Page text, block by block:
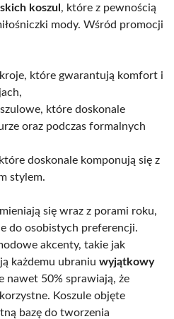
koszul , które z pewnością
mody. Wśród promocji
kroje, które gwarantują komfort i
które doskonale
oraz podczas formalnych
doskonale komponują się z
stylem.
się wraz z porami roku,
do osobistych preferencji.
akcenty, takie jak
każdemu ubraniu wyjątkowy
nawet 50% sprawiają, że
Koszule objęte
bazę do tworzenia